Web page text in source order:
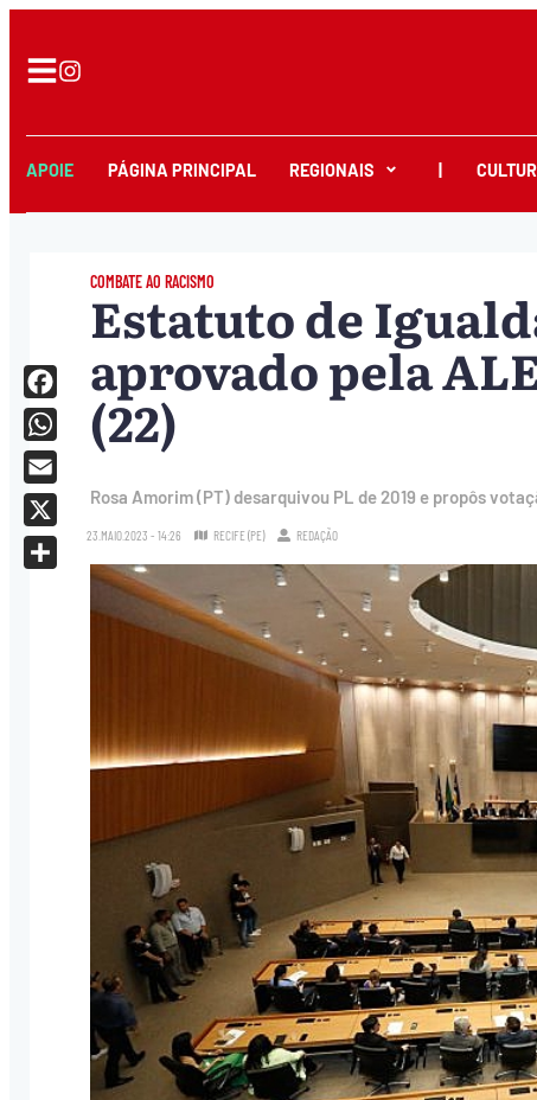
APOIE PÁGINA PRINCIPAL REGIONAIS
COMBATE AO RACISMO
Estatuto de
aprovado pela
(22)
Rosa Amorim (PT) desarquivou PL de 2019 e propôs
23.MAIO.2023 - 14:26 RECIFE (PE) REDAÇÃO
Facebook
WhatsApp
Email
X